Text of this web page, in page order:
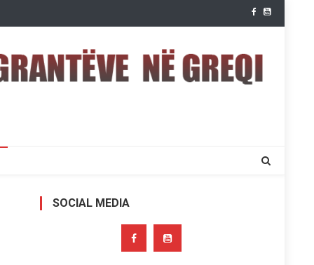
SOCIAL MEDIA